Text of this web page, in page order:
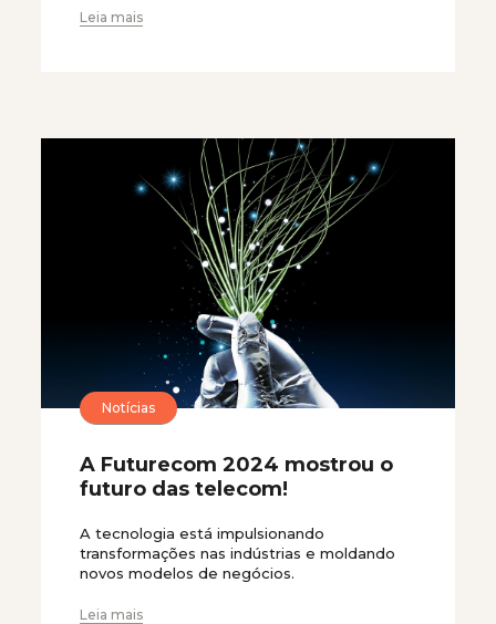
Leia mais
Notícias
A Futurecom 2024 mostrou o
futuro das telecom!
A tecnologia está impulsionando
transformações nas indústrias e moldando
novos modelos de negócios.
Leia mais